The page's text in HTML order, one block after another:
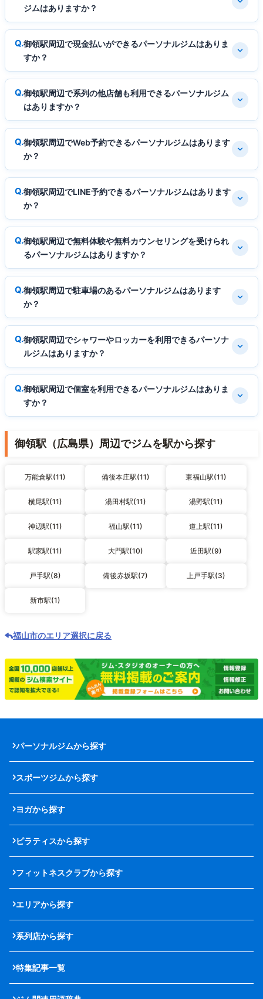
ジムはありますか？
御領駅周辺で現金払いができるパーソナルジムはありま
すか？
御領駅周辺で系列の他店舗も利用できるパーソナルジム
はありますか？
御領駅周辺でWeb予約できるパーソナルジムはあります
か？
御領駅周辺でLINE予約できるパーソナルジムはあります
か？
御領駅周辺で無料体験や無料カウンセリングを受けられ
るパーソナルジムはありますか？
御領駅周辺で駐車場のあるパーソナルジムはあります
か？
御領駅周辺でシャワーやロッカーを利用できるパーソナ
ルジムはありますか？
御領駅周辺で個室を利用できるパーソナルジムはありま
すか？
御領駅（広島県）周辺でジムを駅から探す
万能倉駅(11) 備後本庄駅(11) 東福山駅(11)
横尾駅(11) 湯田村駅(11) 湯野駅(11)
神辺駅(11) 福山駅(11) 道上駅(11)
駅家駅(11) 大門駅(10) 近田駅(9)
戸手駅(8) 備後赤坂駅(7) 上戸手駅(3)
新市駅(1)
福山市のエリア選択に戻る
パーソナルジムから探す
スポーツジムから探す
ヨガから探す
ピラティスから探す
フィットネスクラブから探す
エリアから探す
系列店から探す
特集記事一覧